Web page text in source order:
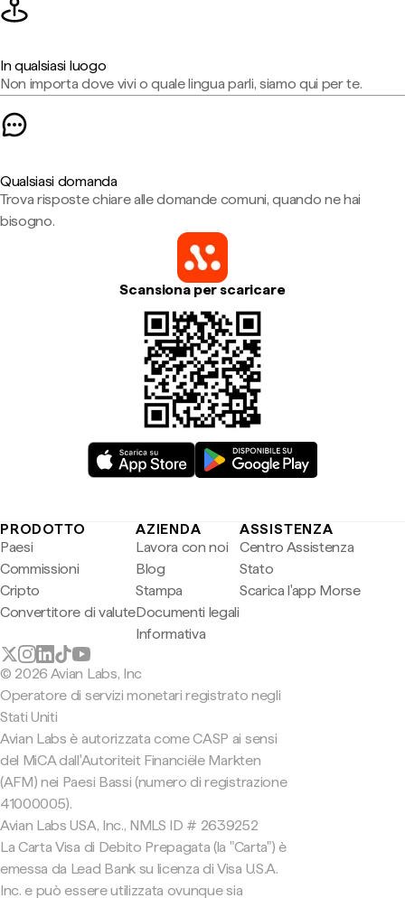
In qualsiasi luogo
Non importa dove vivi o quale lingua parli, siamo qui per te.
Qualsiasi domanda
Trova risposte chiare alle domande comuni, quando ne hai
bisogno.
Scansiona per scaricare
PRODOTTO
Paesi
Commissioni
Cripto
Convertitore di valute
AZIENDA
Lavora con noi
Blog
Stampa
Documenti legali
Informativa
ASSISTENZA
Centro Assistenza
Stato
Scarica l'app Morse
© 2026 Avian Labs, Inc
Operatore di servizi monetari registrato negli
Stati Uniti
Avian Labs è autorizzata come CASP ai sensi
del MiCA dall'Autoriteit Financiële Markten
(AFM) nei Paesi Bassi (numero di registrazione
41000005).
Avian Labs USA, Inc., NMLS ID # 2639252
La Carta Visa di Debito Prepagata (la "Carta") è
emessa da Lead Bank su licenza di Visa U.S.A.
Inc. e può essere utilizzata ovunque sia